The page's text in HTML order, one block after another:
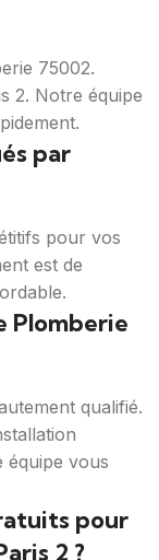
75002.
2. Notre équipe
par
pour vos
est de
Plomberie
qualifié.
équipe vous
pour
2 ?